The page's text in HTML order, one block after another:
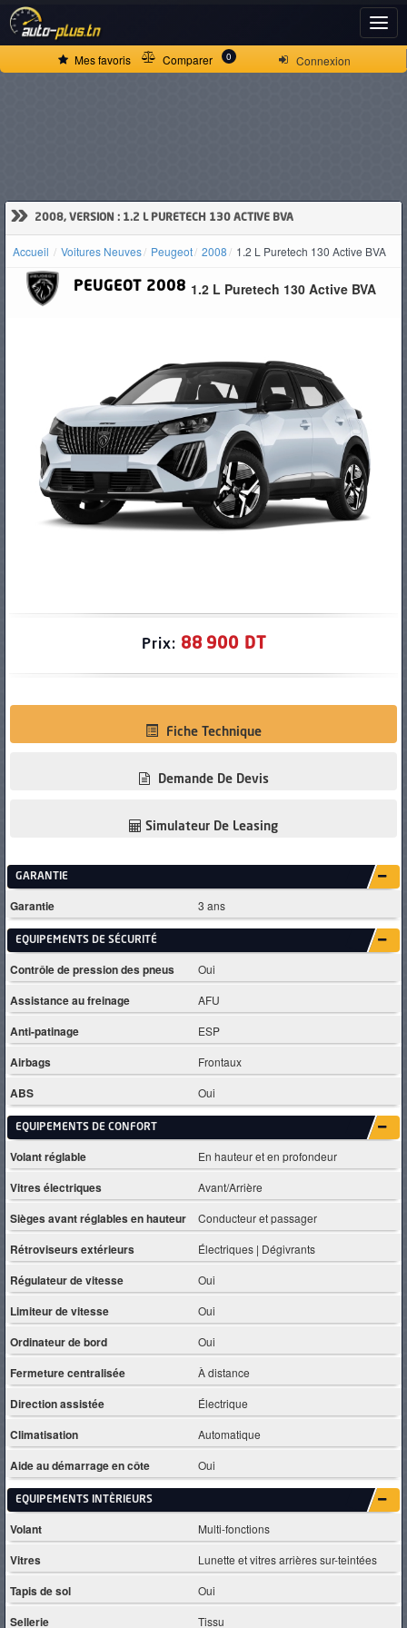
Connexion
Mes favoris Comparer 0
» 2008, VERSION : 1.2 L PURETECH 130 ACTIVE BVA
Accueil Voitures Neuves Peugeot 2008 1.2 L Puretech 130 Active BVA
PEUGEOT 2008 1.2 L Puretech 130 Active BVA
Prix: 88 900 DT
Fiche Technique
Demande De Devis
Simulateur De Leasing
GARANTIE
Garantie 3 ans
EQUIPEMENTS DE SÉCURITÉ
Contrôle de pression des pneus Oui
Assistance au freinage AFU
Anti-patinage ESP
Airbags Frontaux
ABS Oui
EQUIPEMENTS DE CONFORT
Volant réglable En hauteur et en profondeur
Vitres électriques Avant/Arrière
Sièges avant réglables en hauteur Conducteur et passager
Rétroviseurs extérieurs Électriques | Dégivrants
Régulateur de vitesse Oui
Limiteur de vitesse Oui
Ordinateur de bord Oui
Fermeture centralisée À distance
Direction assistée Électrique
Climatisation Automatique
Aide au démarrage en côte Oui
EQUIPEMENTS INTÈRIEURS
Volant Multi-fonctions
Vitres Lunette et vitres arrières sur-teintées
Tapis de sol Oui
Sellerie Tissu
ACCUEIL
D'OCCASION
PNEUS